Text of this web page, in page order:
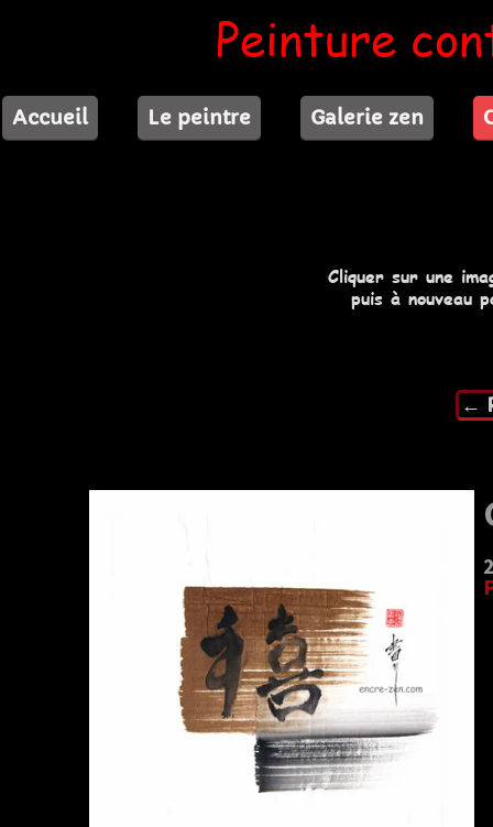
Accueil Le peintre Galerie zen
Peinture
Cliquer sur une
puis à nouveau
←